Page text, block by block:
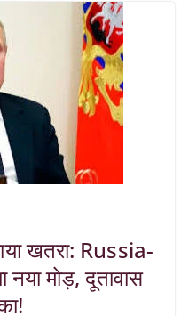
खतरा: Russia-
मोड़, दूतावास